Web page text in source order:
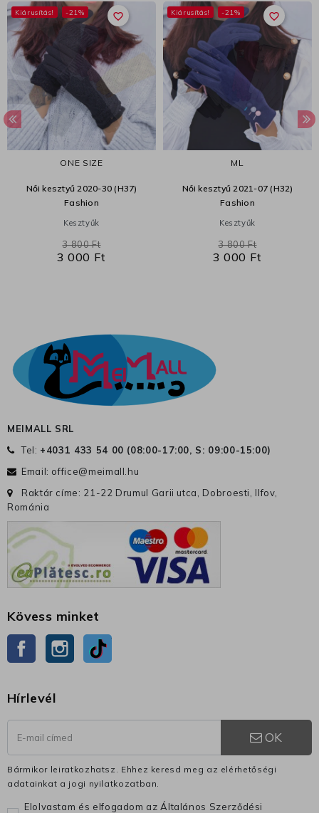
favorite_border
Kiárusítás! -21%
ONE SIZE
Női kesztyű 2020-30 (H37)
Fashion
Kesztyűk
3 000 Ft
3 800 Ft
favorite_border
Kiárusítás! -21%
M L
Női kesztyű 2021-07 (H32)
Fashion
Kesztyűk
3 000 Ft
3 800 Ft
MEIMALL SRL
Tel: +4031 433 54 00 (08:00-17:00, S: 09:00-15:00)
Email: office@meimall.hu
Raktár címe: 21-22 Drumul Garii utca, Dobroesti, Ilfov,
Románia
Kövess minket
Facebook Instagram
Hírlevél
OK
Bármikor leiratkozhatsz. Ehhez keresd meg az elérhetőségi
adatainkat a jogi nyilatkozatban.
Elolvastam és elfogadom az Általános Szerződési